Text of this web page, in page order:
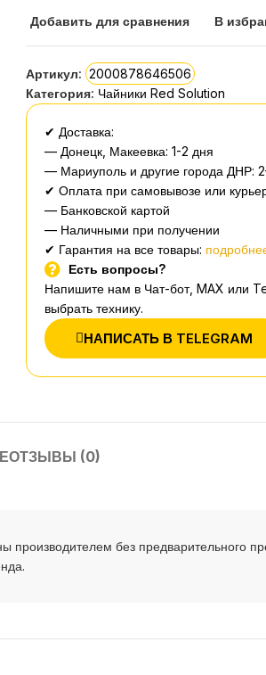
Добавить для сравнения В
Артикул: 2000878646506
Категория: Чайники Red Solution
✔ Доставка:
— Донецк, Макеевка: 1-2 дня
— Мариуполь и другие города ДНР:
✔ Оплата при самовывозе или
— Банковской картой
— Наличными при получении
✔ Гарантия на все товары:
Есть вопросы?
Напишите нам в Чат-бот, MAX или
выбрать технику.
НАПИСАТЬ В TELEGRAM
ОТЗЫВЫ (0)
производителем без предварительного